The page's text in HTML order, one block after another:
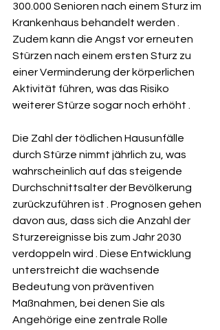
300.000 Senioren nach einem Sturz im
Krankenhaus behandelt werden .
Zudem kann die Angst vor erneuten
Stürzen nach einem ersten Sturz zu
einer Verminderung der körperlichen
Aktivität führen, was das Risiko
weiterer Stürze sogar noch erhöht .
Die Zahl der tödlichen Hausunfälle
durch Stürze nimmt jährlich zu, was
wahrscheinlich auf das steigende
Durchschnittsalter der Bevölkerung
zurückzuführen ist . Prognosen gehen
davon aus, dass sich die Anzahl der
Sturzereignisse bis zum Jahr 2030
verdoppeln wird . Diese Entwicklung
unterstreicht die wachsende
Bedeutung von präventiven
Maßnahmen, bei denen Sie als
Angehörige eine zentrale Rolle